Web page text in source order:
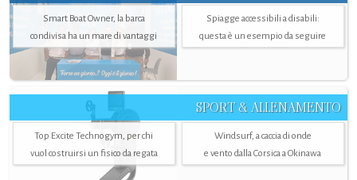
Smart Boat Owner, la barca
condivisa ha un mare di vantaggi
Spiagge accessibili a disabili:
questa è un esempio da seguire
SPORT & ALLENAMENTO
Top Excite Technogym, per chi
vuol costruirsi un fisico da regata
Windsurf, a caccia di onde
e vento dalla Corsica a Okinawa